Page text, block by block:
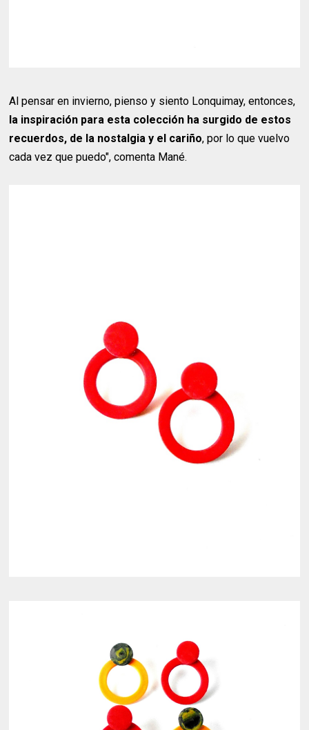
Al pensar en invierno, pienso y siento Lonquimay, entonces,
la inspiración para esta colección ha surgido de estos
recuerdos, de la nostalgia y el cariño, por lo que vuelvo
cada vez que puedo", comenta Mané.